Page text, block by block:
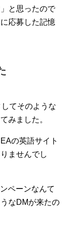
と思ったので
応募した記憶
てそのような
みました。
の英語サイト
ませんでし
ペーンなんて
なDMが来たの